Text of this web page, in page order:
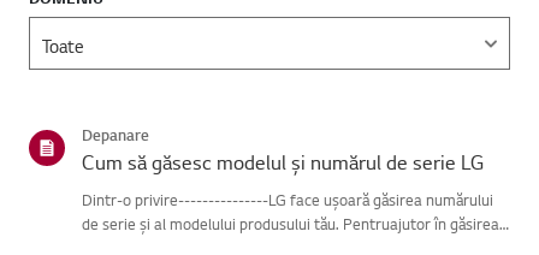
Depanare
Cum să găsesc modelul și numărul de serie LG
Dintr-o privire---------------LG face ușoară găsirea numărului
de serie și al modelului produsului tău. Pentruajutor în găsirea